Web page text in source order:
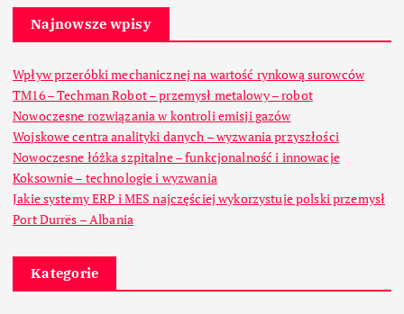
Najnowsze wpisy
Wpływ przeróbki mechanicznej na wartość rynkową surowców
TM16 – Techman Robot – przemysł metalowy – robot
Nowoczesne rozwiązania w kontroli emisji gazów
Wojskowe centra analityki danych – wyzwania przyszłości
Nowoczesne łóżka szpitalne – funkcjonalność i innowacje
Koksownie – technologie i wyzwania
Jakie systemy ERP i MES najczęściej wykorzystuje polski przemysł
Port Durrës – Albania
Kategorie